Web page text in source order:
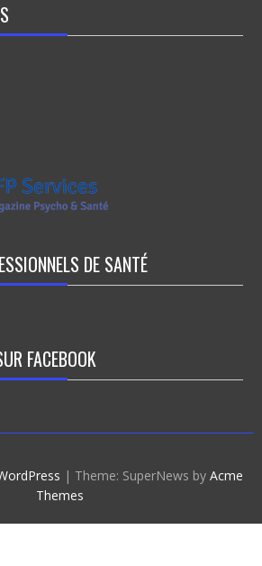
DE SANTÉ
FACEBOOK
| Theme: SuperNews byAcme
Themes